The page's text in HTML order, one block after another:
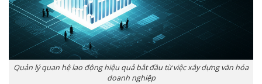
Quản lý quan hệ lao động hiệu quả bắt đầu từ việc xây dựng văn hóa
doanh nghiệp